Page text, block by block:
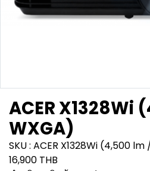
ACER X1328Wi
WXGA)
SKU : ACER X1328Wi (4,500
16,900 THB